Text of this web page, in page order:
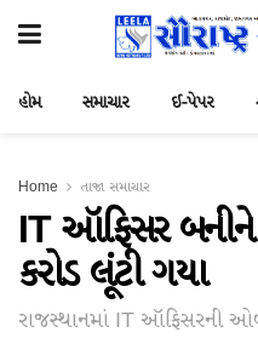
હોમ સમાચાર ઈ-પેપર
Home તાજા સમાચાર
IT ઑફિસર
કરોડ લૂંટી ગયા
રાજસ્થાનમાં IT ઑફિસરની